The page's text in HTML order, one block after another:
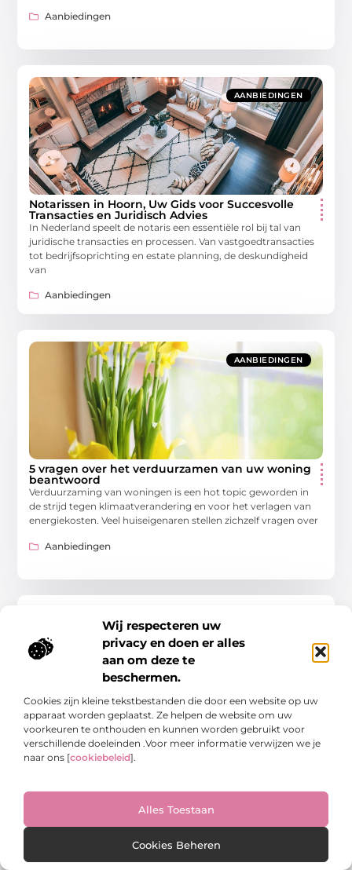
Wij respecteren uw
privacy en doen er alles
aan om deze te
beschermen.
Cookies zijn kleine tekstbestanden die door een website op uw
apparaat worden geplaatst. Ze helpen de website om uw
voorkeuren te onthouden en kunnen worden gebruikt voor
verschillende doeleinden .Voor meer informatie verwijzen we je
naar ons [cookiebeleid].
Alles Toestaan
Cookies Beheren
Aanbiedingen
AANBIEDINGEN
Notarissen in Hoorn, Uw Gids voor Succesvolle
Transacties en Juridisch Advies
In Nederland speelt de notaris een essentiële rol bij tal van
juridische transacties en processen. Van vastgoedtransacties
tot bedrijfsoprichting en estate planning, de deskundigheid
van
Aanbiedingen
AANBIEDINGEN
5 vragen over het verduurzamen van uw woning
beantwoord
Verduurzaming van woningen is een hot topic geworden in
de strijd tegen klimaatverandering en voor het verlagen van
energiekosten. Veel huiseigenaren stellen zichzelf vragen over
Aanbiedingen
Voeten Om Te Vieren: Ontdek De Wereld Van
Pedicure Hoorn
Waarom Een Pedicure In Hoorn? Welkom bij het ultieme
Aanbiedingen